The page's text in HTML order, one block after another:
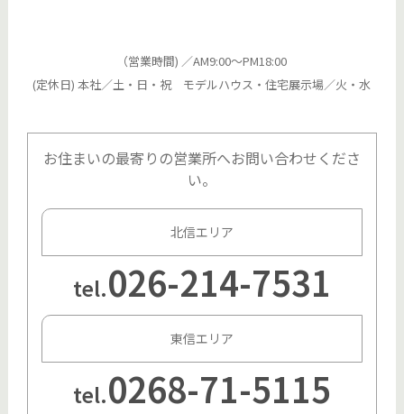
（営業時間) ／AM9:00～PM18:00
(定休日) 本社／土・日・祝 モデルハウス・住宅展示場／火・水
お住まいの最寄りの営業所へお問い合わせくださ
い。
北信エリア
tel.026-214-7531
東信エリア
tel.0268-71-5115